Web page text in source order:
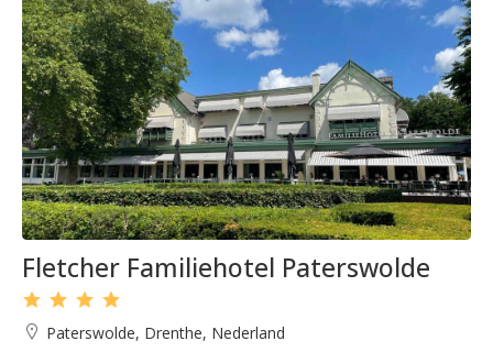
Fletcher Familiehotel Paterswolde
Paterswolde, Drenthe, Nederland